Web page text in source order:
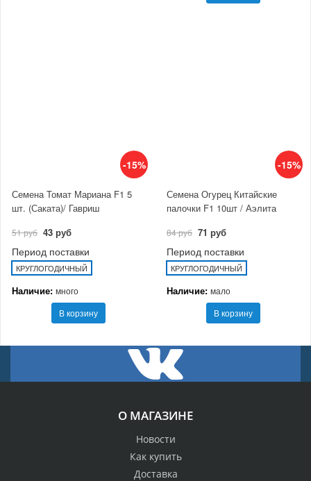
-15%
Семена Томат Мариана F1 5
шт. (Саката)/ Гавриш
51 руб 43 руб
Период поставки
КРУГЛОГОДИЧНЫЙ
Наличие: много
В корзину
-15%
Семена Огурец Китайские
палочки F1 10шт / Аэлита
84 руб 71 руб
Период поставки
КРУГЛОГОДИЧНЫЙ
Наличие: мало
В корзину
О МАГАЗИНЕ
Новости
Как купить
Доставка